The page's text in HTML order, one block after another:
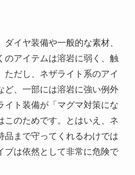
イヤ装備や一般的な素材、
のアイテムは溶岩に弱く、触
ただし、ネザライト系のアイ
ど、一部には溶岩に強い例外
イト装備が「マグマ対策にな
このためです。とはいえ、ネ
品まで守ってくれるわけでは
ブは依然として非常に危険で